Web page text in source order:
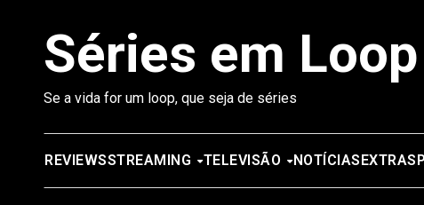
Séries em Loop
Se a vida for um loop, que seja de séries
REVIEWSSTREAMING TELEVISÃO NOTÍCIASEXTRAS